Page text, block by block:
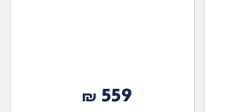
559
₪